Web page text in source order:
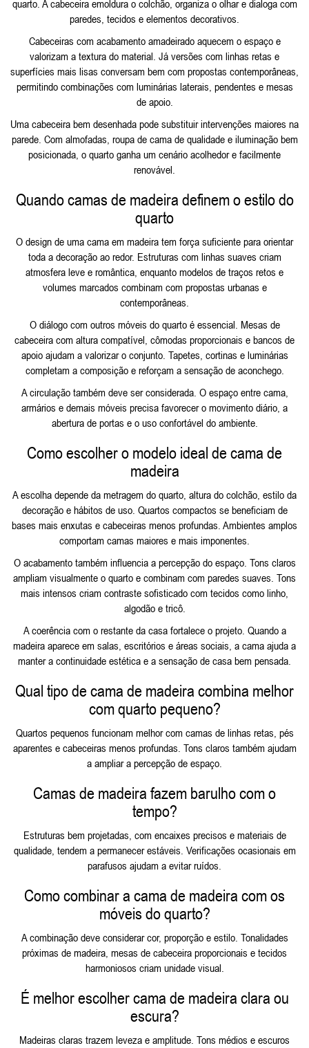
quarto. A cabeceira emoldura o colchão, organiza o olhar e dialoga com
paredes, tecidos e elementos decorativos.
Cabeceiras com acabamento amadeirado aquecem o espaço e
valorizam a textura do material. Já versões com linhas retas e
superfícies mais lisas conversam bem com propostas contemporâneas,
permitindo combinações com luminárias laterais, pendentes e mesas
de apoio.
Uma cabeceira bem desenhada pode substituir intervenções maiores na
parede. Com almofadas, roupa de cama de qualidade e iluminação bem
posicionada, o quarto ganha um cenário acolhedor e facilmente
renovável.
Quando camas de madeira definem o estilo do
quarto
O design de uma cama em madeira tem força suficiente para orientar
toda a decoração ao redor. Estruturas com linhas suaves criam
atmosfera leve e romântica, enquanto modelos de traços retos e
volumes marcados combinam com propostas urbanas e
contemporâneas.
O diálogo com outros móveis do quarto é essencial. Mesas de
cabeceira com altura compatível, cômodas proporcionais e bancos de
apoio ajudam a valorizar o conjunto. Tapetes, cortinas e luminárias
completam a composição e reforçam a sensação de aconchego.
A circulação também deve ser considerada. O espaço entre cama,
armários e demais móveis precisa favorecer o movimento diário, a
abertura de portas e o uso confortável do ambiente.
Como escolher o modelo ideal de cama de
madeira
A escolha depende da metragem do quarto, altura do colchão, estilo da
decoração e hábitos de uso. Quartos compactos se beneficiam de
bases mais enxutas e cabeceiras menos profundas. Ambientes amplos
comportam camas maiores e mais imponentes.
O acabamento também influencia a percepção do espaço. Tons claros
ampliam visualmente o quarto e combinam com paredes suaves. Tons
mais intensos criam contraste sofisticado com tecidos como linho,
algodão e tricô.
A coerência com o restante da casa fortalece o projeto. Quando a
madeira aparece em salas, escritórios e áreas sociais, a cama ajuda a
manter a continuidade estética e a sensação de casa bem pensada.
Qual tipo de cama de madeira combina melhor
com quarto pequeno?
Quartos pequenos funcionam melhor com camas de linhas retas, pés
aparentes e cabeceiras menos profundas. Tons claros também ajudam
a ampliar a percepção de espaço.
Camas de madeira fazem barulho com o
tempo?
Estruturas bem projetadas, com encaixes precisos e materiais de
qualidade, tendem a permanecer estáveis. Verificações ocasionais em
parafusos ajudam a evitar ruídos.
Como combinar a cama de madeira com os
móveis do quarto?
A combinação deve considerar cor, proporção e estilo. Tonalidades
próximas de madeira, mesas de cabeceira proporcionais e tecidos
harmoniosos criam unidade visual.
É melhor escolher cama de madeira clara ou
escura?
Madeiras claras trazem leveza e amplitude. Tons médios e escuros